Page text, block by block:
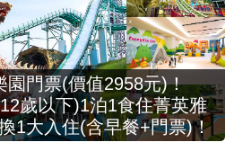
門票(價值2958元)！
歲以下)1泊1食住菁英雅
1大入住(含早餐+門票)！